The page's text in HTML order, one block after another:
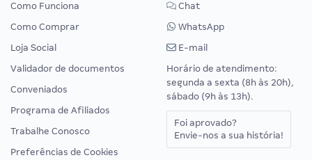
Como Funciona
Como Comprar
Loja Social
Validador de documentos
Conveniados
Programa de Afiliados
Trabalhe Conosco
Preferências de Cookies
Chat
WhatsApp
E-mail
Horário de atendimento:
segunda a sexta (8h às 20h),
sábado (9h às 13h).
Foi aprovado?
Envie-nos a sua história!